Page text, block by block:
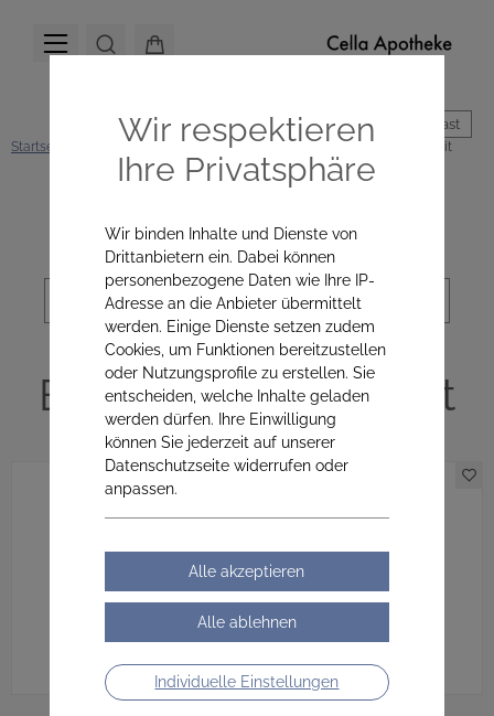
Hoher Kontrast
Startseite Darm & Verdauung Blutzucker & Appetit
Sortierung
Blutzucker & Appetit
Wir respektieren
Ihre Privatsphäre
Wir binden Inhalte und Dienste von
Drittanbietern ein. Dabei können
personenbezogene Daten wie Ihre IP-
Adresse an die Anbieter übermittelt
werden. Einige Dienste setzen zudem
Cookies, um Funktionen bereitzustellen
oder Nutzungsprofile zu erstellen. Sie
entscheiden, welche Inhalte geladen
werden dürfen. Ihre Einwilligung
können Sie jederzeit auf unserer
Datenschutzseite widerrufen oder
anpassen.
Individuelle Einstellungen